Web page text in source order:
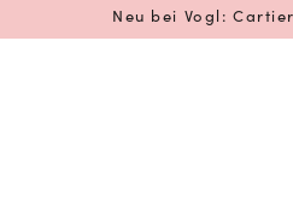
Neu bei Vogl: Cartier
Mehr erfahren: Ikonische